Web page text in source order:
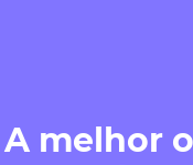
A melhor